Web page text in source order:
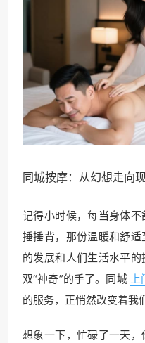
同城按摩：从幻想走向
记得小时候，每当身体不
捶捶背，那份温暖和舒
的发展和人们生活水平
双“神奇”的手了。同城
的服务，正悄然改变着我
想象一下，忙碌了一天，